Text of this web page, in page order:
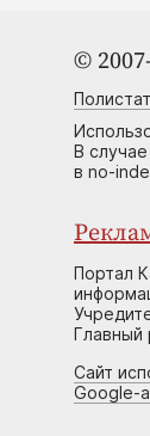
©
В
в no-
Портал
Главный
Сайт
Google-